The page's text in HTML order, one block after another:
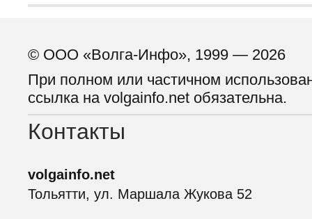
© ООО «Волга-Инфо», 1999 — 2026
При полном или частичном
ссылка на volgainfo.net обязательна.
Контакты
volgainfo.net
Тольятти, ул. Маршала Жукова 52